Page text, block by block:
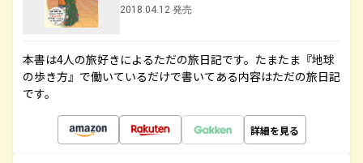
2018.04.12 発売
本書は4人の旅好きによるただの旅日記です。たまたま『地球
の歩き方』で働いているだけで書いてある内容はただの旅日記
です。
詳細を見る